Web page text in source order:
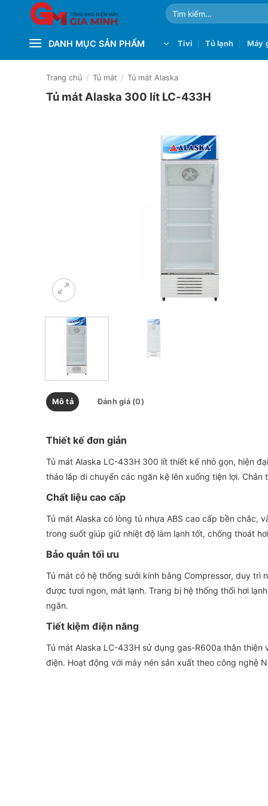
Tìm
kiếm:
DANH MỤC SẢN PHẨM Tivi Tủ lạnh Máy
Trang chủ / Tủ mát / Tủ mát Alaska
Tủ mát Alaska 300 lít LC-433H
Mô tả Đánh giá (0)
Thiết kế đơn giản
Tủ mát Alaska LC-433H 300 lít thiết kế nhỏ gọn, hiện
tháo lắp di chuyển các ngăn kệ lên xuống tiện lợi.
Chất liệu cao cấp
Tủ mát Alaska có lòng tủ nhựa ABS cao cấp bền chắc,
trong suốt giúp giữ nhiệt độ làm lạnh tốt, chống thoát
Bảo quản tối ưu
Tủ mát có hệ thống sưởi kính bằng Compressor, duy
được tươi ngon, mát lạnh. Trang bị hệ thống thổi hơi
ngăn.
Tiết kiệm điện năng
Tủ mát Alaska LC-433H sử dụng gas-R600a thân
điện. Hoạt động với máy nén sản xuất theo công nghệ